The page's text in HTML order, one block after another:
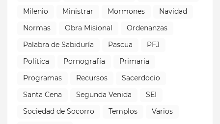
Milenio
Ministrar Mormones
Navidad
Normas
Obra Misional
Ordenanzas
Palabra de Sabiduría
Pascua
PFJ
Política
Pornografía
Primaria
Programas
Recursos
Sacerdocio
Santa Cena
Segunda Venida
SEI
Sociedad de Socorro
Templos
Varios